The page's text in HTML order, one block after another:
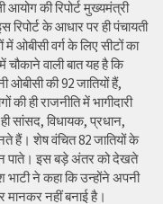
आयोग की रिपोर्ट मुख्यमंत्री
के आधार पर ही पंचायती
ओबीसी वर्ग के लिए सीटों का
चौकाने वाली बात यह है कि
ओबीसी की 92 जातियों हैं,
ही राजनीति में भागीदारी
सांसद, विधायक, प्रधान,
हैं। शेष वंचित 82 जातियों के
पाते। इस बड़े अंतर को देखते
भाटी ने कहा कि उन्होंने अपनी
मानकर नहीं बनाई है।